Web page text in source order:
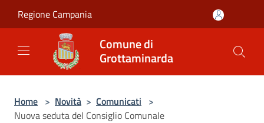
Regione Campania
Comune di
Grottaminarda
Home > Novità > Comunicati >
Nuova seduta del Consiglio Comunale